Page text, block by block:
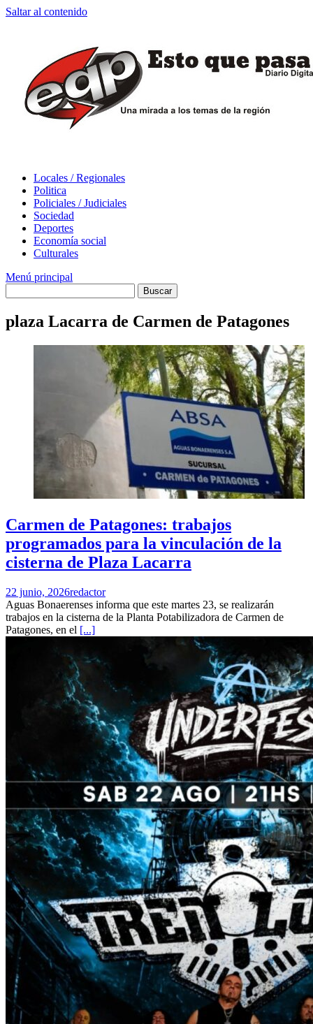
Saltar al contenido
Locales / Regionales
Politica
Policiales / Judiciales
Sociedad
Deportes
Economía social
Culturales
Menú principal
plaza Lacarra de Carmen de Patagones
Carmen de Patagones: trabajos
programados para la vinculación de la
cisterna de Plaza Lacarra
22 junio, 2026redactor
Aguas Bonaerenses informa que este martes 23, se realizarán
trabajos en la cisterna de la Planta Potabilizadora de Carmen de
Patagones, en el [...]